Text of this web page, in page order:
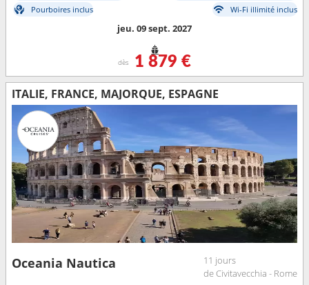
Pourboires inclus
Wi-Fi illimité inclus
jeu. 09 sept. 2027
dès 1 879 €
ITALIE, FRANCE, MAJORQUE, ESPAGNE
Oceania Nautica
11 jours
de Civitavecchia - Rome